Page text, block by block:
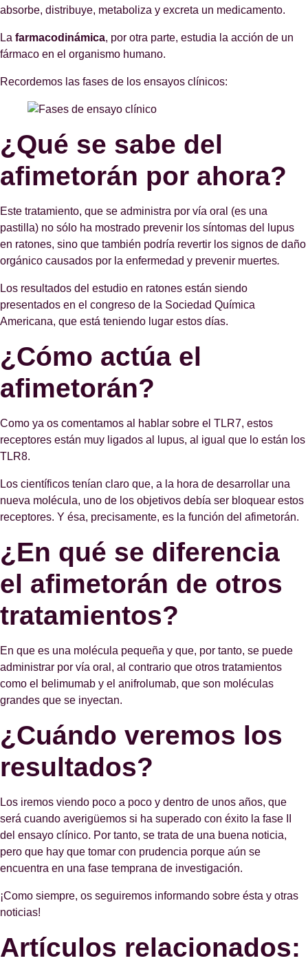
absorbe, distribuye, metaboliza y excreta un medicamento.
La farmacodinámica, por otra parte, estudia la acción de un
fármaco en el organismo humano.
Recordemos las fases de los ensayos clínicos:
¿Qué se sabe del
afimetorán por ahora?
Este tratamiento, que se administra por vía oral (es una
pastilla) no sólo ha mostrado prevenir los síntomas del lupus
en ratones, sino que también podría revertir los signos de daño
orgánico causados por la enfermedad y prevenir muertes.
Los resultados del estudio en ratones están siendo
presentados en el congreso de la Sociedad Química
Americana, que está teniendo lugar estos días.
¿Cómo actúa el
afimetorán?
Como ya os comentamos al hablar sobre el TLR7, estos
receptores están muy ligados al lupus, al igual que lo están los
TLR8.
Los científicos tenían claro que, a la hora de desarrollar una
nueva molécula, uno de los objetivos debía ser bloquear estos
receptores. Y ésa, precisamente, es la función del afimetorán.
¿En qué se diferencia
el afimetorán de otros
tratamientos?
En que es una molécula pequeña y que, por tanto, se puede
administrar por vía oral, al contrario que otros tratamientos
como el belimumab y el anifrolumab, que son moléculas
grandes que se inyectan.
¿Cuándo veremos los
resultados?
Los iremos viendo poco a poco y dentro de unos años, que
será cuando averigüemos si ha superado con éxito la fase II
del ensayo clínico. Por tanto, se trata de una buena noticia,
pero que hay que tomar con prudencia porque aún se
encuentra en una fase temprana de investigación.
¡Como siempre, os seguiremos informando sobre ésta y otras
noticias!
Artículos relacionados: